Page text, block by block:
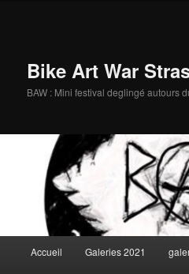
Bike Art War
BAW : Mini festival deglingé autours
principal
Accueil Galeries 2021